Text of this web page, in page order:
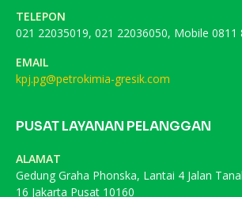
TELEPON
021 22035019, 021 22036050, Mobile 0811
EMAIL
kpj.pg@petrokimia-gresik.com
PUSAT LAYANAN PELANGGAN
ALAMAT
Gedung Graha Phonska, Lantai 4 Jalan
16 Jakarta Pusat 10160